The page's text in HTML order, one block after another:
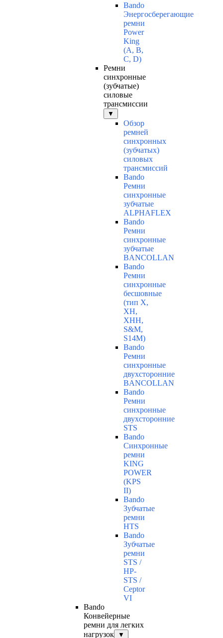
Bando
Энергосберегающие
ремни
Power
King
(A, B,
C, D)
Ремни
синхронные
(зубчатые)
силовые
трансмиссии
▼
Обзор
ремней
синхронных
(зубчатых)
силовых
трансмиссий
Bando
Ремни
синхронные
зубчатые
ALPHAFLEX
Bando
Ремни
синхронные
зубчатые
BANCOLLAN
Bando
Ремни
синхронные
бесшовные
(тип Х,
ХН,
ХНН,
S&M,
S14М)
Bando
Ремни
синхронные
двухсторонние
BANCOLLAN
Bando
Ремни
синхронные
двухсторонние
STS
Bando
Синхронные
ремни
KING
POWER
(KPS
II)
Bando
Зубчатые
ремни
HTS
Bando
Зубчатые
ремни
STS /
HP-
STS /
Ceptor
VI
Bando
Конвейерные
ремни для легких
нагрузок
▼